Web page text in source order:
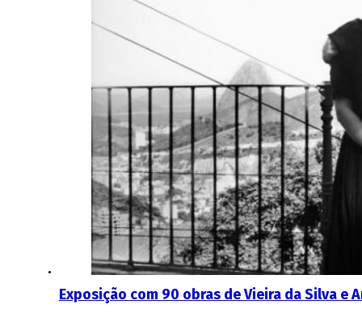
Exposição com 90 obras de Vieira da Silva e